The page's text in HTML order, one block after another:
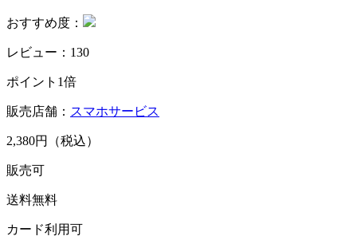
おすすめ度：
レビュー：130
ポイント1倍
販売店舗： スマホサービス
2,380円（税込）
販売可
送料無料
カード利用可